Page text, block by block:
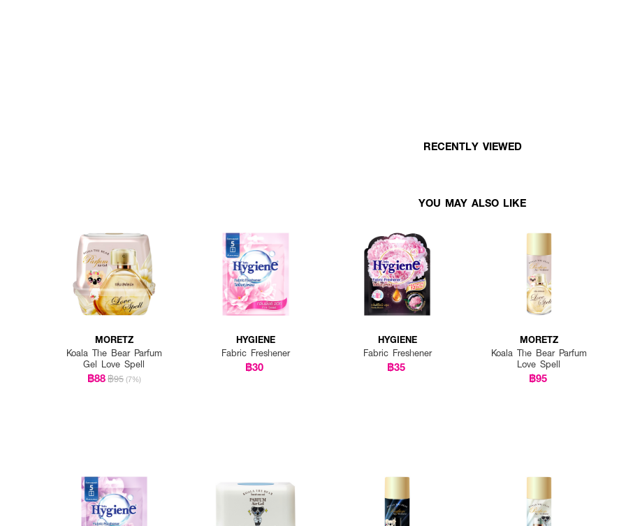
RECENTLY VIEWED
YOU MAY ALSO LIKE
MORETZ
Koala The Bear Parfum
Gel Love Spell
฿88฿95 (7%)
HYGIENE
Fabric Freshener
฿30
HYGIENE
Fabric Freshener
฿35
MORETZ
Koala The Bear Parfum
Love Spell
฿95